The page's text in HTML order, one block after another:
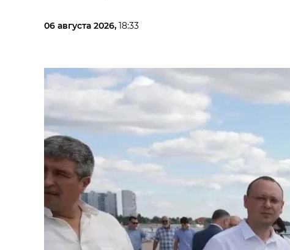
06 августа 2026, 18:33